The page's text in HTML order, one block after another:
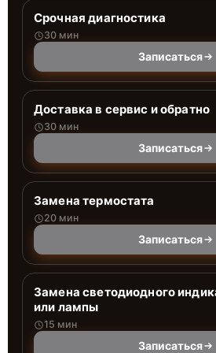
Срочная диагностика
30 мин
Записаться
Доставка в сервис и обратно
30 мин
Записаться
Замена термостата
20 мин
Записаться
Заменa светодиодного
или лампы
15 мин
Записаться